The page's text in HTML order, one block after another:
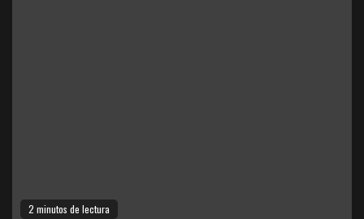
2 minutos de lectura